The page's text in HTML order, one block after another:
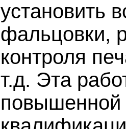
установить
фальцовки,
контроля
т.д. Эта
повышенной